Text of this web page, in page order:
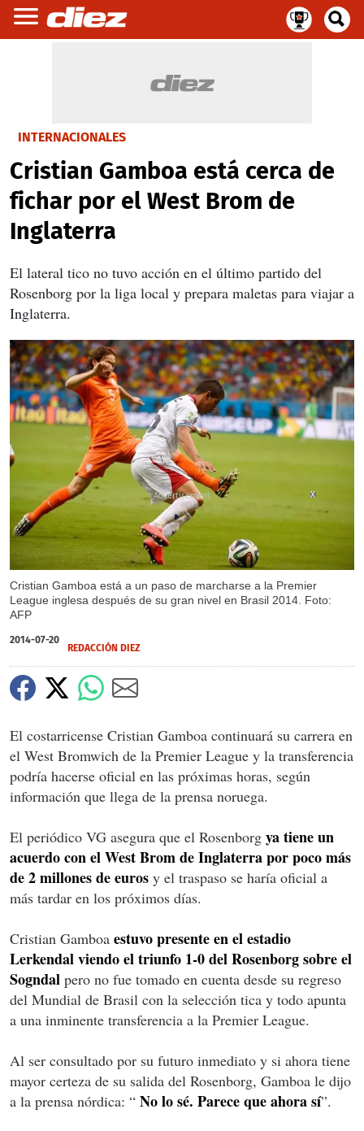
INTERNACIONALES
Cristian Gamboa está cerca de
fichar por el West Brom de
Inglaterra
El lateral tico no tuvo acción en el último partido del
Rosenborg por la liga local y prepara maletas para viajar a
Inglaterra.
Cristian Gamboa está a un paso de marcharse a la Premier
League inglesa después de su gran nivel en Brasil 2014. Foto:
AFP
X
2014-07-20
REDACCIÓN DIEZ
El costarricense Cristian Gamboa continuará su carrera en
el West Bromwich de la Premier League y la transferencia
podría hacerse oficial en las próximas horas, según
información que llega de la prensa noruega.
El periódico VG asegura que el Rosenborg ya tiene un
acuerdo con el West Brom de Inglaterra por poco más
de 2 millones de euros y el traspaso se haría oficial a
más tardar en los próximos días.
Cristian Gamboa estuvo presente en el estadio
Lerkendal viendo el triunfo 1-0 del Rosenborg sobre el
Sogndal pero no fue tomado en cuenta desde su regreso
del Mundial de Brasil con la selección tica y todo apunta
a una inminente transferencia a la Premier League.
Al ser consultado por su futuro inmediato y si ahora tiene
mayor certeza de su salida del Rosenborg, Gamboa le dijo
a la prensa nórdica: “ No lo sé. Parece que ahora sí”.